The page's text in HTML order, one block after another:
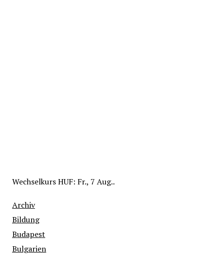
WechselkursHUF: Fr., 7 Aug..
Archiv
Bildung
Budapest
Bulgarien